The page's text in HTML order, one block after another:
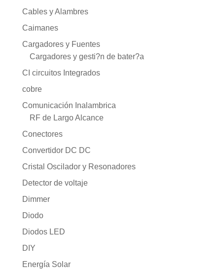
Cables y Alambres
Caimanes
Cargadores y Fuentes
Cargadores y gesti?n de bater?a
CI circuitos Integrados
cobre
Comunicación Inalambrica
RF de Largo Alcance
Conectores
Convertidor DC DC
Cristal Oscilador y Resonadores
Detector de voltaje
Dimmer
Diodo
Diodos LED
DIY
Energía Solar